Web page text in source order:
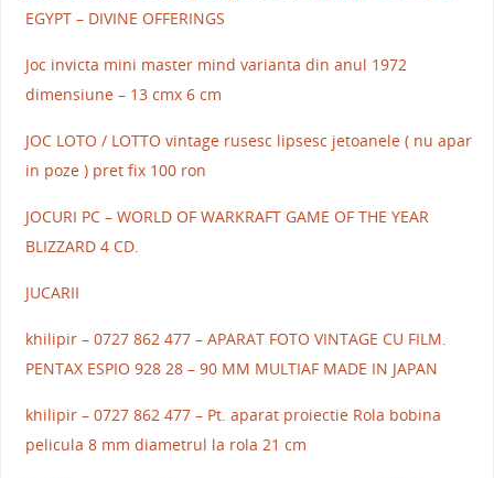
EGYPT – DIVINE OFFERINGS
Joc invicta mini master mind varianta din anul 1972
dimensiune – 13 cmx 6 cm
JOC LOTO / LOTTO vintage rusesc lipsesc jetoanele ( nu apar
in poze ) pret fix 100 ron
JOCURI PC – WORLD OF WARKRAFT GAME OF THE YEAR
BLIZZARD 4 CD.
JUCARII
khilipir – 0727 862 477 – APARAT FOTO VINTAGE CU FILM.
PENTAX ESPIO 928 28 – 90 MM MULTIAF MADE IN JAPAN
khilipir – 0727 862 477 – Pt. aparat proiectie Rola bobina
pelicula 8 mm diametrul la rola 21 cm